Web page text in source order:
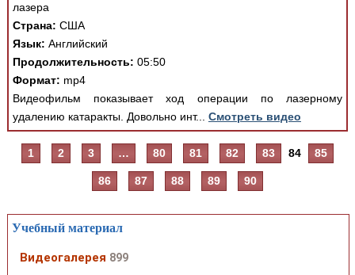
лазера
Страна: США
Язык: Английский
Продолжительность: 05:50
Формат: mp4
Видеофильм показывает ход операции по лазерному
удалению катаракты. Довольно инт... Смотреть видео
1 2 3 … 80 81 82 83 84 85
86 87 88 89 90
Учебный материал
Видеогалерея 899